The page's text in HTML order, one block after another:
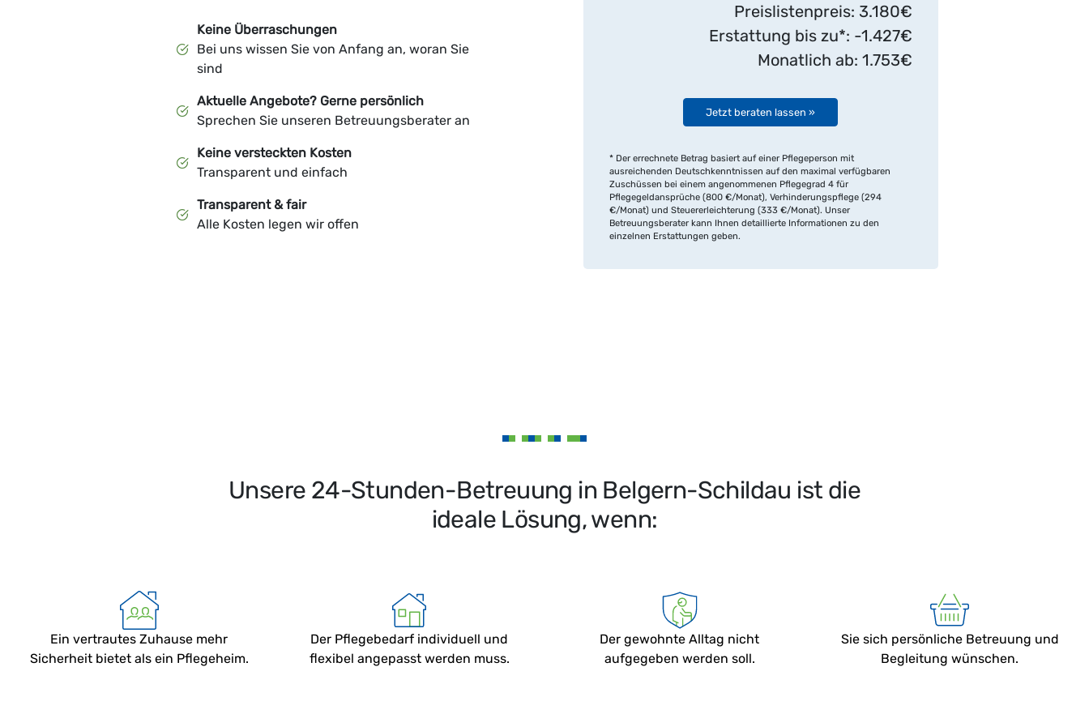
Keine Überraschungen
Bei uns wissen Sie von Anfang an, woran Sie
sind
Aktuelle Angebote? Gerne persönlich
Sprechen Sie unseren Betreuungsberater an
Keine versteckten Kosten
Transparent und einfach
Transparent & fair
Alle Kosten legen wir offen
Preislistenpreis: 3.180€
Erstattung bis zu*: -1.427€
Monatlich ab: 1.753€
Jetzt beraten lassen »
* Der errechnete Betrag basiert auf einer Pflegeperson mit
ausreichenden Deutschkenntnissen auf den maximal verfügbaren
Zuschüssen bei einem angenommenen Pflegegrad 4 für
Pflegegeldansprüche (800 €/Monat), Verhinderungspflege (294
€/Monat) und Steuererleichterung (333 €/Monat). Unser
Betreuungsberater kann Ihnen detaillierte Informationen zu den
einzelnen Erstattungen geben.
Unsere 24-Stunden-Betreuung in Belgern-Schildau ist die
ideale Lösung, wenn:
Ein vertrautes Zuhause mehr
Sicherheit bietet als ein Pflegeheim.
Der Pflegebedarf individuell und
flexibel angepasst werden muss.
Der gewohnte Alltag nicht
aufgegeben werden soll.
Sie sich persönliche Betreuung und
Begleitung wünschen.